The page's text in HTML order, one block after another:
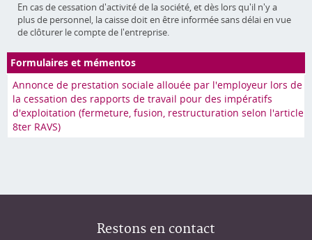
En cas de cessation d'activité de la société, et dès lors qu'il n'y a
plus de personnel, la caisse doit en être informée sans délai en vue
de clôturer le compte de l'entreprise.
Formulaires et mémentos
Annonce de prestation sociale allouée par l'employeur lors de
la cessation des rapports de travail pour des impératifs
d'exploitation (fermeture, fusion, restructuration selon l'article
8ter RAVS)
Restons en contact